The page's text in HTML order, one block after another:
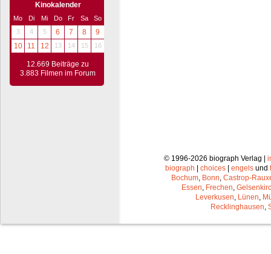
Kinokalender
Mo Di Mi Do Fr Sa
So
3
4 5 6 7 8
9
10
11 12 13 14 15 16
12.669 Beiträge zu
3.883 Filmen im Forum
© 1996-2026 biograph Verlag |
biograph
choices engels und
Bochum, Bonn, Castrop-
Essen, Frechen,
Leverkusen, Lünen,
Recklinghausen,